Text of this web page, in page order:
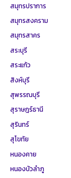
สมุทรปราการ
สมุทรสงคราม
สมุทรสาคร
สระบุรี
สระแก้ว
สิงห์บุรี
สุพรรณบุรี
สุราษฎร์ธานี
สุรินทร์
สุโขทัย
หนองคาย
หนองบัวลำภู